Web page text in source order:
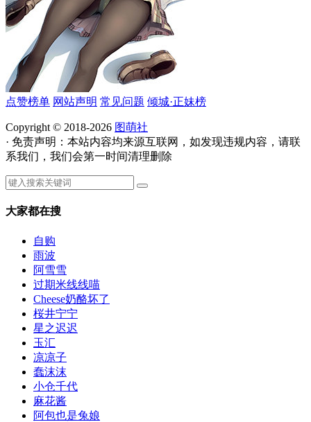
点赞榜单 网站声明 常见问题 倾城·正妹榜
Copyright © 2018-2026 图萌社
· 免责声明：本站内容均来源互联网，如发现违规内容，请联
系我们，我们会第一时间清理删除
大家都在搜
自购
雨波
阿雪雪
过期米线线喵
Cheese奶酪坏了
桜井宁宁
星之迟迟
玉汇
凉凉子
蠢沫沫
小仓千代
麻花酱
阿包也是兔娘